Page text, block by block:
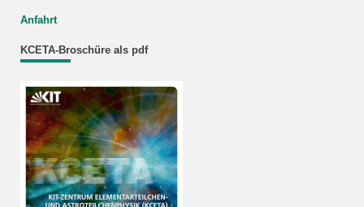
Anfahrt
KCETA-Broschüre als pdf